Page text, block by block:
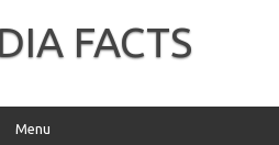
FACTS
Menu